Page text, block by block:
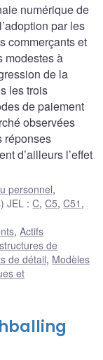
numérique de
par les
commerçants et
modestes à
de la
les trois
de paiement
observées
réponses
d’ailleurs l’effet
personnel,
JEL :C,C5,C51 ,
,Actifs
de
de détail, Modèles
et